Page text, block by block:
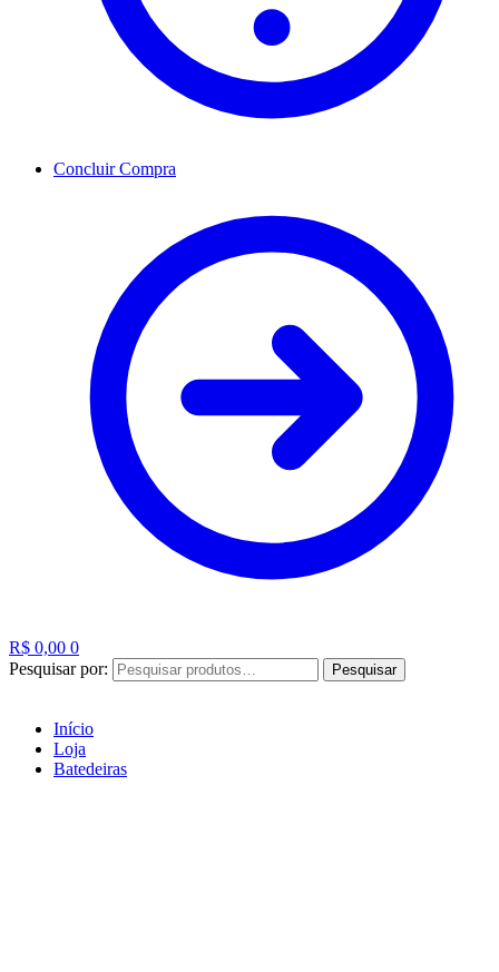
Concluir Compra
R$ 0,00 0
Pesquisar por:
Pesquisar
Início
Loja
Batedeiras